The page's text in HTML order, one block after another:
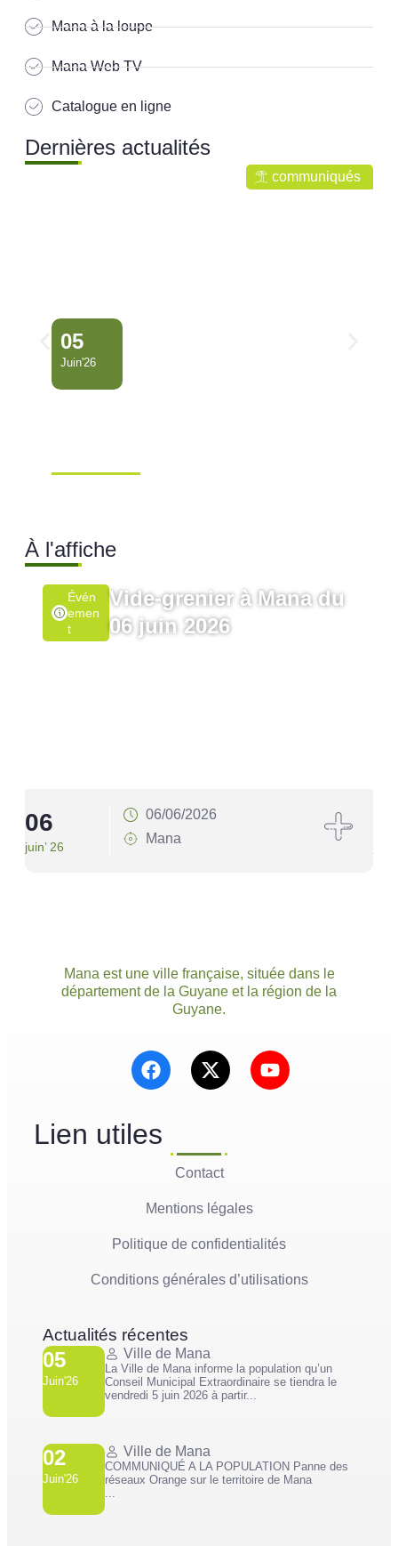
Mana à la loupe
Mana Web TV
Catalogue en ligne
Dernières actualités
communiqués
05
Juin'26
À l'affiche
Évén
Emen
T
Vide-grenier à Mana du
06 juin 2026
06
juin’ 26
06/06/2026
Mana
Mana est une ville française, située dans le
département de la Guyane et la région de la
Guyane.
Lien utiles
Contact
Mentions légales
Politique de confidentialités
Conditions générales d’utilisations
Actualités récentes
05
Juin'26
Ville de Mana
La Ville de Mana informe la population qu’un
Conseil Municipal Extraordinaire se tiendra le
vendredi 5 juin 2026 à partir...
02
Juin'26
Ville de Mana
COMMUNIQUÉ A LA POPULATION Panne des
réseaux Orange sur le territoire de Mana
...